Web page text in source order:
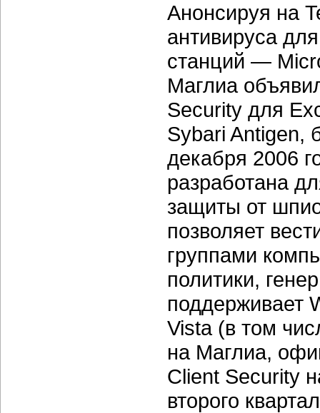
Анонсируя на
антивируса
станций —
Маглиа
Security для
Sybari Antigen,
декабря 2006
разработана
защиты от
позволяет
группами
политики,
поддерживает
Vista (в том
на Маглиа,
Client Security
второго